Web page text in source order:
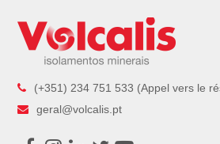
(+351) 234 751 533 (Appel vers le
geral@volcalis.pt